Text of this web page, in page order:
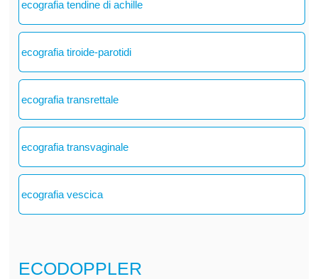
ecografia tendine di achille
ecografia tiroide-parotidi
ecografia transrettale
ecografia transvaginale
ecografia vescica
ECODOPPLER